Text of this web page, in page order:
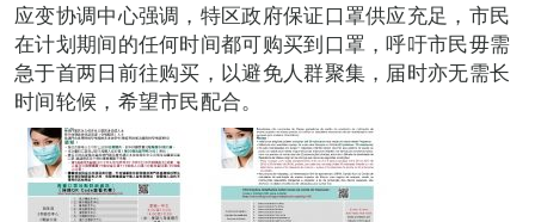
应变协调中心强调，特区政府保证口罩供应充足，市民
在计划期间的任何时间都可购买到口罩，呼吁市民毋需
急于首两日前往购买，以避免人群聚集，届时亦无需长
时间轮候，希望市民配合。